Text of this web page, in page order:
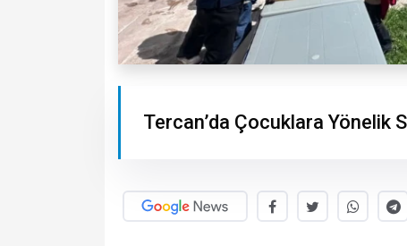
Tercan’da Çocuklara Yönelik